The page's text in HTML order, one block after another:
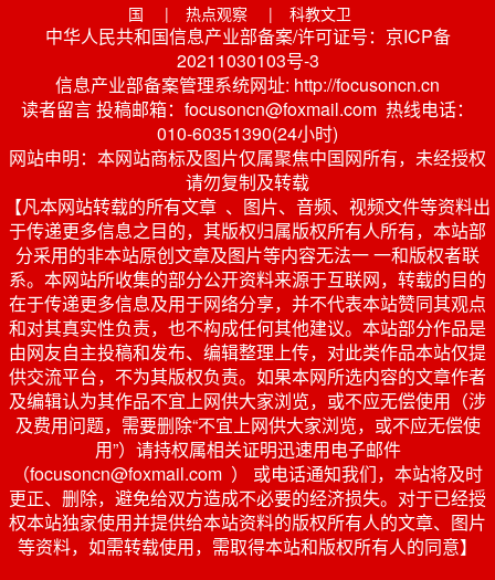
国
| 热点观察 | 科教文卫
中华人民共和国信息产业部备案/许可证号：京ICP备
20211030103号-3
信息产业部备案管理系统网址: http://focusoncn.cn
读者留言 投稿邮箱：focusoncn@foxmail.com 热线电话：
010-60351390(24小时)
网站申明：本网站商标及图片仅属聚焦中国网所有，未经授权
请勿复制及转载
【凡本网站转载的所有文章 、图片、音频、视频文件等资料出
于传递更多信息之目的，其版权归属版权所有人所有，本站部
分采用的非本站原创文章及图片等内容无法一 一和版权者联
系。本网站所收集的部分公开资料来源于互联网，转载的目的
在于传递更多信息及用于网络分享，并不代表本站赞同其观点
和对其真实性负责，也不构成任何其他建议。本站部分作品是
由网友自主投稿和发布、编辑整理上传，对此类作品本站仅提
供交流平台，不为其版权负责。如果本网所选内容的文章作者
及编辑认为其作品不宜上网供大家浏览，或不应无偿使用（涉
及费用问题，需要删除“不宜上网供大家浏览，或不应无偿使
用”）请持权属相关证明迅速用电子邮件
（focusoncn@foxmail.com ） 或电话通知我们，本站将及时
更正、删除，避免给双方造成不必要的经济损失。对于已经授
权本站独家使用并提供给本站资料的版权所有人的文章、图片
等资料，如需转载使用，需取得本站和版权所有人的同意】